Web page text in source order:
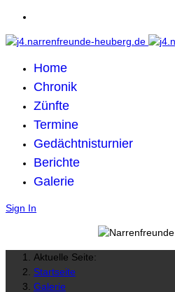
Home
Chronik
Zünfte
Termine
Gedächtnisturnier
Berichte
Galerie
Sign In
Aktuelle Seite:
Startseite
Galerie